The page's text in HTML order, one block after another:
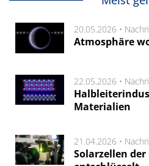
20.05.2026 •
Atmosphäre
22.05.2026 •
Materialien
21.04.2026 •
Solarzellen